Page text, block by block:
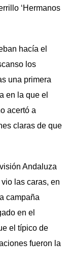
‘Hermanos
hacía el
los
una primera
en la que el
acertó a
claras de que
Andaluza
las caras, en
campaña
en el
el típico de
fueron la